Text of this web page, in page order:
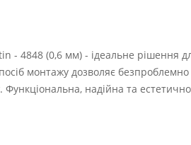
- 4848 (0,6 мм) - ідеальне рішення
монтажу дозволяє
Функціональна, надійна та